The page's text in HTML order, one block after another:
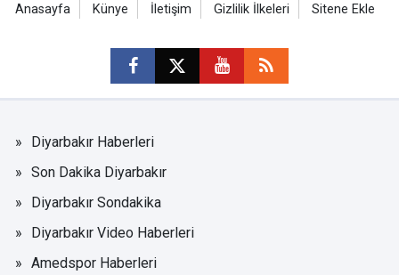
Anasayfa Künye İletişim Gizlilik İlkeleri Sitene Ekle
Diyarbakır Haberleri
Son Dakika Diyarbakır
Diyarbakır Sondakika
Diyarbakır Video Haberleri
Amedspor Haberleri